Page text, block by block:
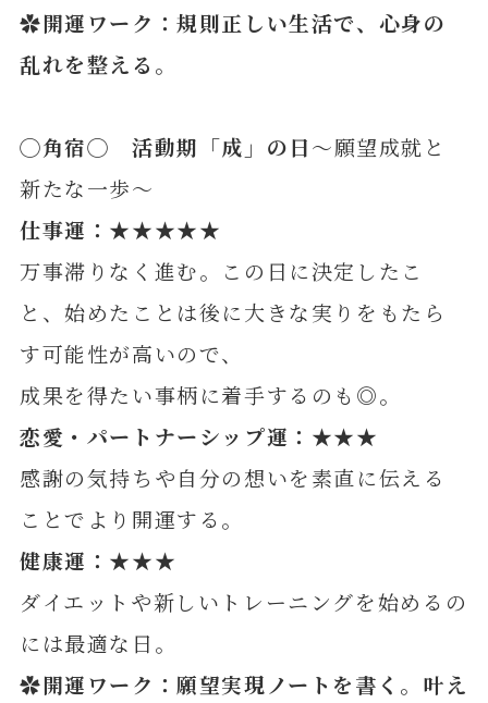
✿開運ワーク：規則正しい生活で、心身の
乱れを整える 。
◯角宿◯ 活動期「成」の日～願望成就と
新たな一歩～
仕事運：★★★★★
万事滞りなく進む。この日に決定したこ
と、始めたことは後に大きな実りをもたら
す可能性が高いので、
成果を得たい事柄に着手するのも◎。
恋愛・パートナーシップ運：★★★
感謝の気持ちや自分の想いを素直に伝える
ことでより開運する。
健康運：★★★
ダイエットや新しいトレーニングを始めるの
には最適な日。
✿開運ワーク：願望実現ノートを書く。叶え